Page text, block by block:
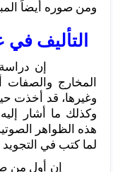
ومن صوره أيضاً
التأليف في
إن دراسة
المخارج والصفات
وغيرها، قد أخذت
وكذلك ما أشار
هذه الظواهر
لما كتب في
إن أول من صنف